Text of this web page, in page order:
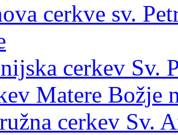
cerkve sv.
cerkev Sv.
Matere Božje
cerkev Sv.